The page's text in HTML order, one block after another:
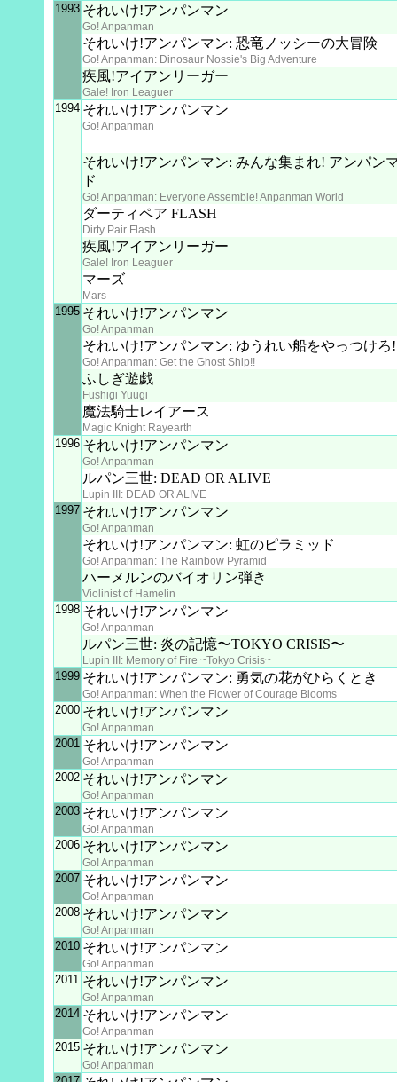
1993 それいけ!アンパンマン
Go! Anpanman
それいけ!アンパンマン: 恐竜ノッシーの大冒険
Go! Anpanman: Dinosaur Nossie's Big Adventure
疾風!アイアンリーガー
Gale! Iron Leaguer
1994 それいけ!アンパンマン
Go! Anpanman
それいけ!アンパンマン: みんな集まれ! アンパン
ド
Go! Anpanman: Everyone Assemble! Anpanman World
ダーティペア FLASH
Dirty Pair Flash
疾風!アイアンリーガー
Gale! Iron Leaguer
マーズ
Mars
1995 それいけ!アンパンマン
Go! Anpanman
それいけ!アンパンマン: ゆうれい船をやっつけろ
Go! Anpanman: Get the Ghost Ship!!
ふしぎ遊戯
Fushigi Yuugi
魔法騎士レイアース
Magic Knight Rayearth
1996 それいけ!アンパンマン
Go! Anpanman
ルパン三世: DEAD OR ALIVE
Lupin III: DEAD OR ALIVE
1997 それいけ!アンパンマン
Go! Anpanman
それいけ!アンパンマン: 虹のピラミッド
Go! Anpanman: The Rainbow Pyramid
ハーメルンのバイオリン弾き
Violinist of Hamelin
1998 それいけ!アンパンマン
Go! Anpanman
ルパン三世: 炎の記憶〜TOKYO CRISIS〜
Lupin III: Memory of Fire ~Tokyo Crisis~
1999 それいけ!アンパンマン: 勇気の花がひらくとき
Go! Anpanman: When the Flower of Courage Blooms
2000 それいけ!アンパンマン
Go! Anpanman
2001 それいけ!アンパンマン
Go! Anpanman
2002 それいけ!アンパンマン
Go! Anpanman
2003 それいけ!アンパンマン
Go! Anpanman
2006 それいけ!アンパンマン
Go! Anpanman
2007 それいけ!アンパンマン
Go! Anpanman
2008 それいけ!アンパンマン
Go! Anpanman
2010 それいけ!アンパンマン
Go! Anpanman
2011 それいけ!アンパンマン
Go! Anpanman
2014 それいけ!アンパンマン
Go! Anpanman
2015 それいけ!アンパンマン
Go! Anpanman